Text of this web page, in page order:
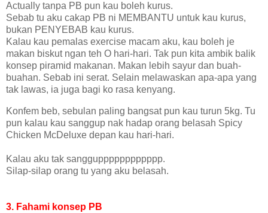
Actually tanpa PB pun kau boleh kurus.
Sebab tu aku cakap PB ni MEMBANTU untuk kau kurus,
bukan PENYEBAB kau kurus.
Kalau kau pemalas exercise macam aku, kau boleh je
makan biskut ngan teh O hari-hari. Tak pun kita ambik balik
konsep piramid makanan. Makan lebih sayur dan buah-
buahan. Sebab ini serat. Selain melawaskan apa-apa yang
tak lawas, ia juga bagi ko rasa kenyang.
Konfem beb, sebulan paling bangsat pun kau turun 5kg. Tu
pun kalau kau sanggup nak hadap orang belasah Spicy
Chicken McDeluxe depan kau hari-hari.
Kalau aku tak sanggupppppppppppp.
Silap-silap orang tu yang aku belasah.
3. Fahami konsep PB